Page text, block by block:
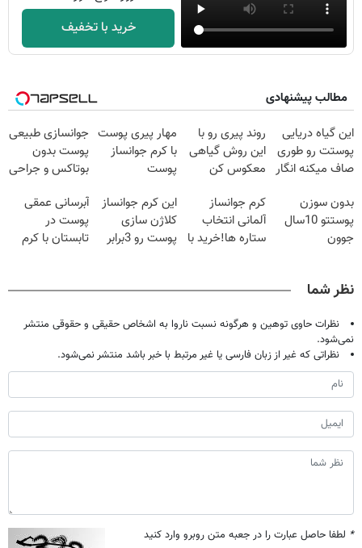
خرید با تخفیف
مطالب پیشنهادی
این گیاه دریایی
پوستت رو طوری
صاف میکنه انگار
شدی🔥
روند پیری رو با
این روش گیاهی
معکوس کن
مهار پیری پوست
با کرم جوانساز
پوست
ویژه تا امشب)
جوانسازی طبیعی
پوست بدون
بوتاکس و جراحی
تخفیف ویژه
بدون سوزن
پوستتو 10سال
جوون
کرم جوانساز
آلمانی انتخاب
ستاره ها!خرید با
این کرم جوانساز
کلاژن سازی
پوست رو 3برابر
آبرسانی عمقی
پوست در
تابستان با کرم
نظر شما
نظرات حاوی توهین و هرگونه نسبت ناروا به اشخاص حقیقی و حقوقی منتشر
نمی‌شود.
نظراتی که غیر از زبان فارسی یا غیر مرتبط با خبر باشد منتشر نمی‌شود.
* لطفا حاصل عبارت را در جعبه متن روبرو وارد کنید